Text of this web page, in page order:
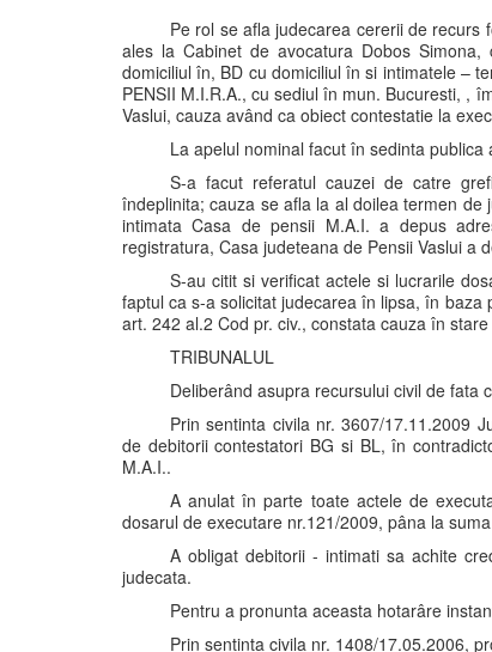
Pe rol se afla judecarea cererii de recurs
ales la Cabinet de avocatura Dobos
domiciliul în, BD cu domiciliul în si intimatele –
PENSII M.I.R.A., cu sediul în mun. Bucuresti, ,
Vaslui, cauza având ca obiect contestatie la
La apelul nominal facut în sedinta publica
S-a facut referatul cauzei de catre
îndeplinita; cauza se afla la al doilea termen
intimata Casa de pensii M.A.I. a depus
registratura, Casa judeteana de Pensii Vaslui a
S-au citit si verificat actele si lucrarile
faptul ca s-a solicitat judecarea în lipsa, în
art. 242 al.2 Cod pr. civ., constata cauza în
TRIBUNALUL
Deliberând asupra recursului civil de fata
Prin sentinta civila nr. 3607/17.11.2009
de debitorii contestatori BG si BL, în
M.A.I..
A anulat în parte toate actele de
dosarul de executare nr.121/2009, pâna la
A obligat debitorii - intimati sa achite
judecata.
Pentru a pronunta aceasta hotarâre
Prin sentinta civila nr. 1408/17.05.2006,